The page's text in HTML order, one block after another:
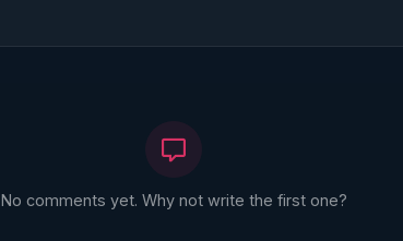
No comments yet. Why not write the first one?